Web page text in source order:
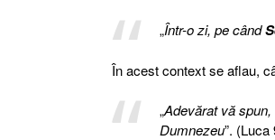
„Într-o zi, pe când
În acest context se aflau,
„Adevărat vă
Dumnezeu”. (Luca